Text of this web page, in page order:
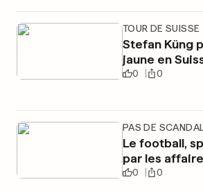
TOUR DE SUISSE
Stefan Küng
jaune en
0 0
PAS DE
Le football,
par les
0 0